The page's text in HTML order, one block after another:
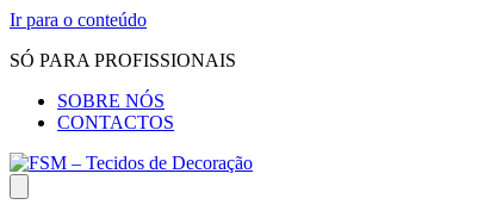
Ir para o conteúdo
SÓ PARA PROFISSIONAIS
SOBRE NÓS
CONTACTOS